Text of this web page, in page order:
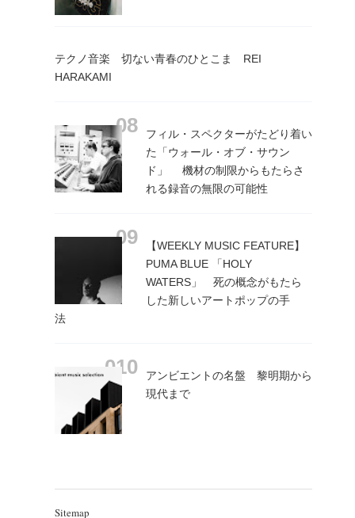
テクノ音楽 切ない青春のひとこま REI
HARAKAMI
フィル・スペクターがたどり着い
た「ウォール・オブ・サウン
ド」 機材の制限からもたらさ
れる録音の無限の可能性
【WEEKLY MUSIC FEATURE】
PUMA BLUE 「HOLY
WATERS」 死の概念がもたら
した新しいアートポップの手
法
アンビエントの名盤 黎明期から
現代まで
Sitemap